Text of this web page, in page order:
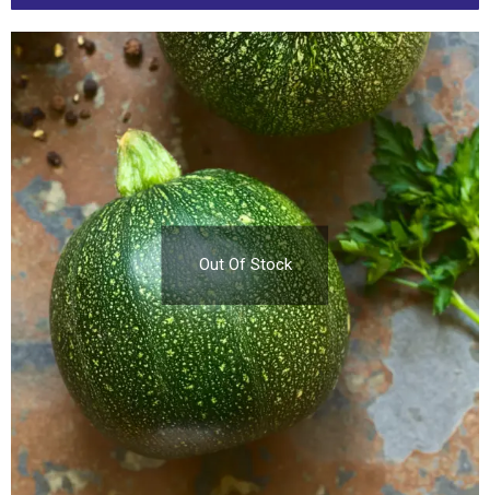
Out Of Stock